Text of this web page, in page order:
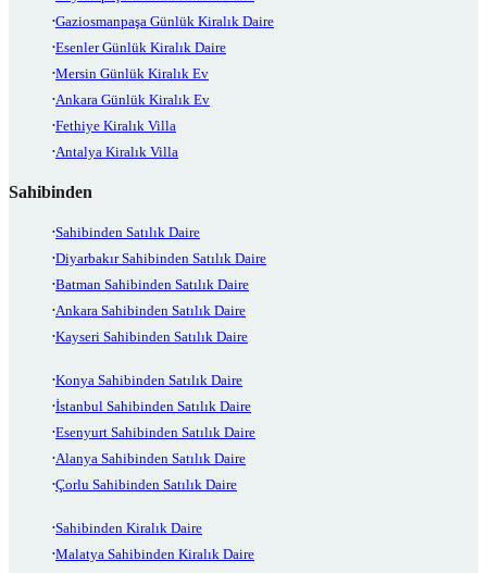
Gaziosmanpaşa Günlük Kiralık Daire
Esenler Günlük Kiralık Daire
Mersin Günlük Kiralık Ev
Ankara Günlük Kiralık Ev
Fethiye Kiralık Villa
Antalya Kiralık Villa
Sahibinden
Sahibinden Satılık Daire
Diyarbakır Sahibinden Satılık Daire
Batman Sahibinden Satılık Daire
Ankara Sahibinden Satılık Daire
Kayseri Sahibinden Satılık Daire
Konya Sahibinden Satılık Daire
İstanbul Sahibinden Satılık Daire
Esenyurt Sahibinden Satılık Daire
Alanya Sahibinden Satılık Daire
Çorlu Sahibinden Satılık Daire
Sahibinden Kiralık Daire
Malatya Sahibinden Kiralık Daire